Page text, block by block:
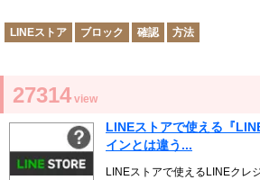
LINEストア
ブロック 確認 方法
27314 view
LINEストアで使える『
インとは違う...
LINEストアで使えるLINEクレ